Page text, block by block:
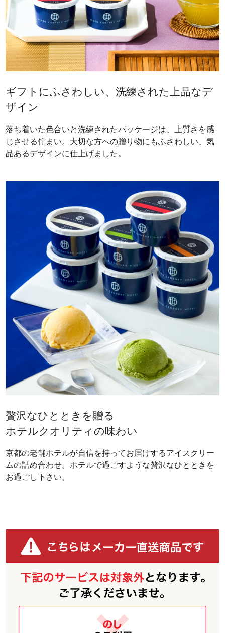
ギフトにふさわしい、洗練された上品なデ
ザイン
落ち着いた色合いと洗練されたパッケージは、上質さを感
じさせる佇まい。大切な方への贈り物にもふさわしい、気
品あるデザインに仕上げました。
贅沢なひとときを贈る
ホテルクオリティの味わい
京都の老舗ホテルが自信を持ってお届けするアイスクリー
ムの詰め合わせ。ホテルで過ごすような贅沢なひとときを
お過ごし下さい。